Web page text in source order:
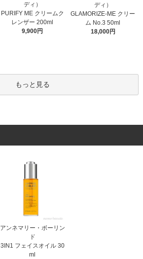
ディ）
PURIFY ME クリームク
レンザー 200ml
9,900円
ディ）
GLAMORIZE-ME クリー
ム No.3 50ml
18,000円
もっと見る
アンネマリー・ボーリン
ド
3IN1 フェイスオイル 30
ml